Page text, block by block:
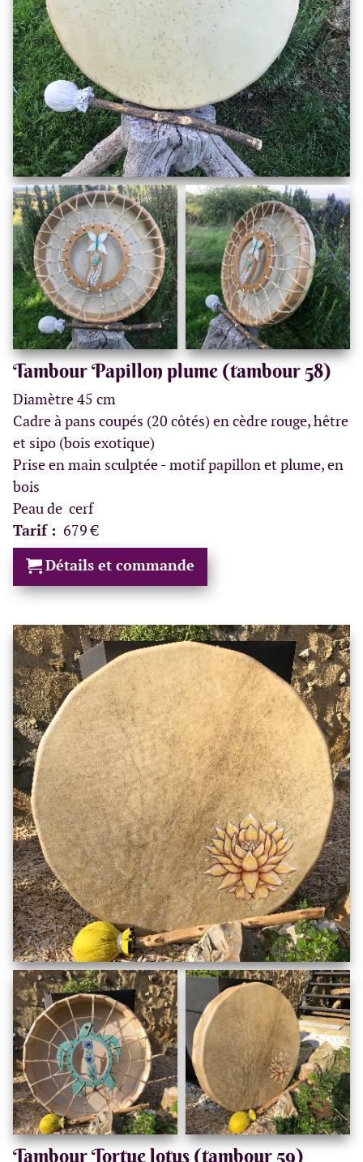
Tambour Papillon plume (tambour 58)
Diamètre 45 cm
Cadre à pans coupés (20 côtés) en cèdre rouge, hêtre
et sipo (bois exotique)
Prise en main sculptée - motif papillon et plume, en
bois
Peau de cerf
Tarif : 679 €
Détails et commande
Tambour Tortue lotus (tambour 59)